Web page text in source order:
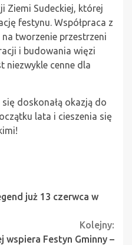
Ziemi Sudeckiej, której
festynu. Współpraca z
tworzenie przestrzeni
i budowania więzi
niezwykle cenne dla
doskonałą okazją do
lata i cieszenia się
już 13 czerwca w
Kolejny:
wspiera Festyn Gminny –